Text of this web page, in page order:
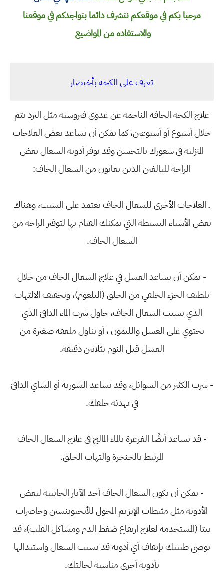
مرحبا بكم في موقعكم نتشرف دائما بتواجدكم في موقعنا
والاستفاده من المواضيع
تعرف على الكحه بأختصار
علاج الكحة الجافة الناجمة عن عدوى فيروسية مثل البرد يتم
خلال أسبوع أو أسبوعين، كما يمكن أن تساعد بعض العلاجات
المنزلية فى شعورك بالتحسن وقد توفر أدوية السعال بعض
الراحة للبالغين الذين يعانون من السعال الجاف:
ـ العلاجات الأخرى للسعال الجاف تعتمد على السبب، وهناك
بعض الأشياء البسيطة التي يمكنك القيام بها لتوفير الراحة من
السعال الجاف.
- يمكن أن يساعد العسل في علاج السعال الجاف من خلال
تلطيف الجزء الخلفي من الحلق (البلعوم)، وتخفيف الالتهاب
الذي يسبب السعال الجاف، حاول شرب الماء الدافئ الذي
يحتوي على العسل والليمون ، أو تناول ملعقة صغيرة من
العسل قبل النوم بثلاثين دقيقة.
- شرب الكثير من السوائل، وقد تساعد الشوربة أو الشاي الدافئ
في تهدئة حلقك.
- قد تساعد أيضًا الغرغرة بالماء المالح فى علاج السعال الجاف
المرتبط بالحنجرة والتهاب الحلق.
- يمكن أن يكون السعال الجاف أحد الآثار الجانبية لبعض
الأدوية مثل مثبطات الإنزيم المحول للأنجيوتنسين وحاصرات
بيتا (المستخدمة لعلاج ارتفاع ضغط الدم ومشاكل القلب)، قد
يوصي طبيبك بإيقاف أي أدوية قد تسبب السعال واستبدالها
بأدوية أخرى مناسبة لحالتك.